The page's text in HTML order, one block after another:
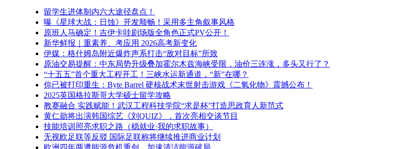
留学生进体制内六大途径盘点！
曝《星球大战：日蚀》开发顺畅！采用多主角叙事风格
原班人马确定！吉伊卡哇剧场版全角色正式PV公开！
新华鲜报｜重素养、考应用 2026高考新变化
伊媒：格什姆岛附近爆炸声系打击“敌对目标”所致
原油交易提醒：中东局势升级叠加霍尔木兹海峡受限，油价三连涨，多头又行了？
“十五五”首个重大工程开工！三峡水运新通道，“新”在哪？
你已被打印重生：Byte Barrel 硬核战术末世射击游戏《二氧化物》震撼公布！
2025英国格拉斯哥大学硕士留学攻略
教赛融合 实践赋能！武汉工程科技学院“求是杯”打造思政育人新范式
黄仁勋将出演韩国综艺《刘QUIZ》，首次亮相交谈节目
技能培训照亮求职之路（稳就业·我的求职故事）
无视欧足联等反驳 国际足联称将继续推进商业计划
欧洲四年两遭能源危机重创，加速清洁能源破局